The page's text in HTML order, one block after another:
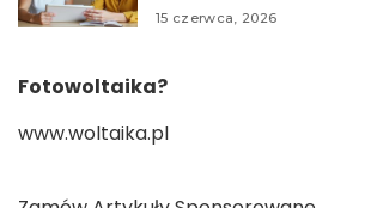
15 czerwca, 2026
Fotowoltaika?
www.woltaika.pl